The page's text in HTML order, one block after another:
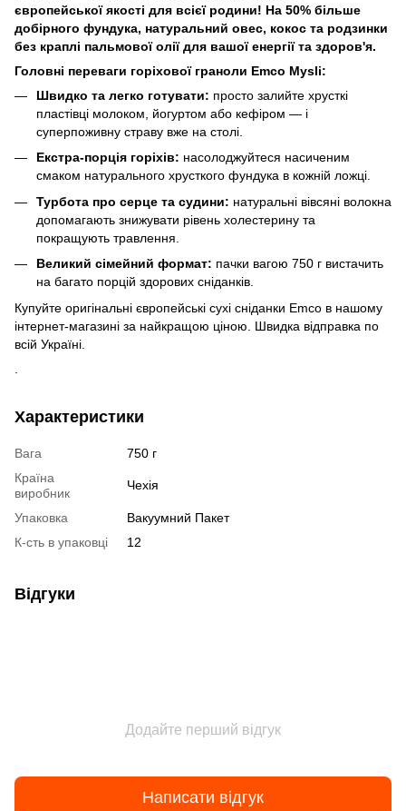
європейської якості для всієї родини! На 50% більше
добірного фундука, натуральний овес, кокос та родзинки
без краплі пальмової олії для вашої енергії та здоров'я.
Головні переваги горіхової граноли Emco Mysli:
Швидко та легко готувати: просто залийте хрусткі
пластівці молоком, йогуртом або кефіром — і
суперпоживну страву вже на столі.
Екстра-порція горіхів: насолоджуйтеся насиченим
смаком натурального хрусткого фундука в кожній ложці.
Турбота про серце та судини: натуральні вівсяні волокна
допомагають знижувати рівень холестерину та
покращують травлення.
Великий сімейний формат: пачки вагою 750 г вистачить
на багато порцій здорових сніданків.
Купуйте оригінальні європейські сухі сніданки Emco в нашому
інтернет-магазині за найкращою ціною. Швидка відправка по
всій Україні.
Характеристики
Вага
750 г
Країна
виробник
Чехія
Упаковка
Вакуумний Пакет
К-сть в упаковці
12
Відгуки
Додайте перший відгук
Написати відгук